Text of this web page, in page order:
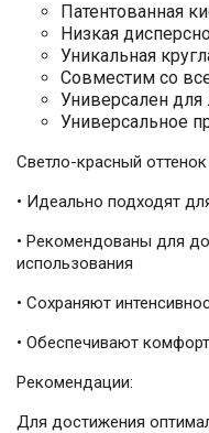
Патентованная
Низкая
Уникальная
Совместим со
Универсален для
Универсальное
Светло-красный
• Идеально подходят
• Рекомендованы для
использования
• Сохраняют
• Обеспечивают
Рекомендации:
Для достижения